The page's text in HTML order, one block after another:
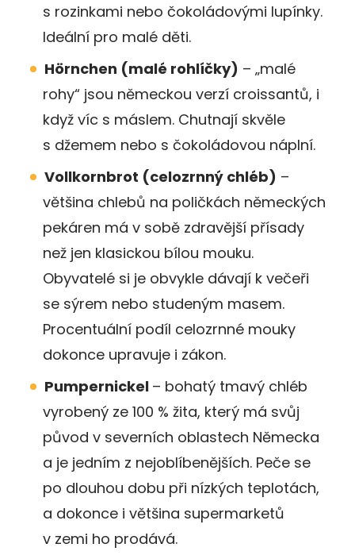
s rozinkami nebo čokoládovými lupínky.
Ideální pro malé děti.
Hörnchen (malé rohlíčky) – „malé
rohy“ jsou německou verzí croissantů, i
když víc s máslem. Chutnají skvěle
s džemem nebo s čokoládovou náplní.
Vollkornbrot (celozrnný chléb) –
většina chlebů na poličkách německých
pekáren má v sobě zdravější přísady
než jen klasickou bílou mouku.
Obyvatelé si je obvykle dávají k večeři
se sýrem nebo studeným masem.
Procentuální podíl celozrnné mouky
dokonce upravuje i zákon.
Pumpernickel – bohatý tmavý chléb
vyrobený ze 100 % žita, který má svůj
původ v severních oblastech Německa
a je jedním z nejoblíbenějších. Peče se
po dlouhou dobu při nízkých teplotách,
a dokonce i většina supermarketů
v zemi ho prodává.